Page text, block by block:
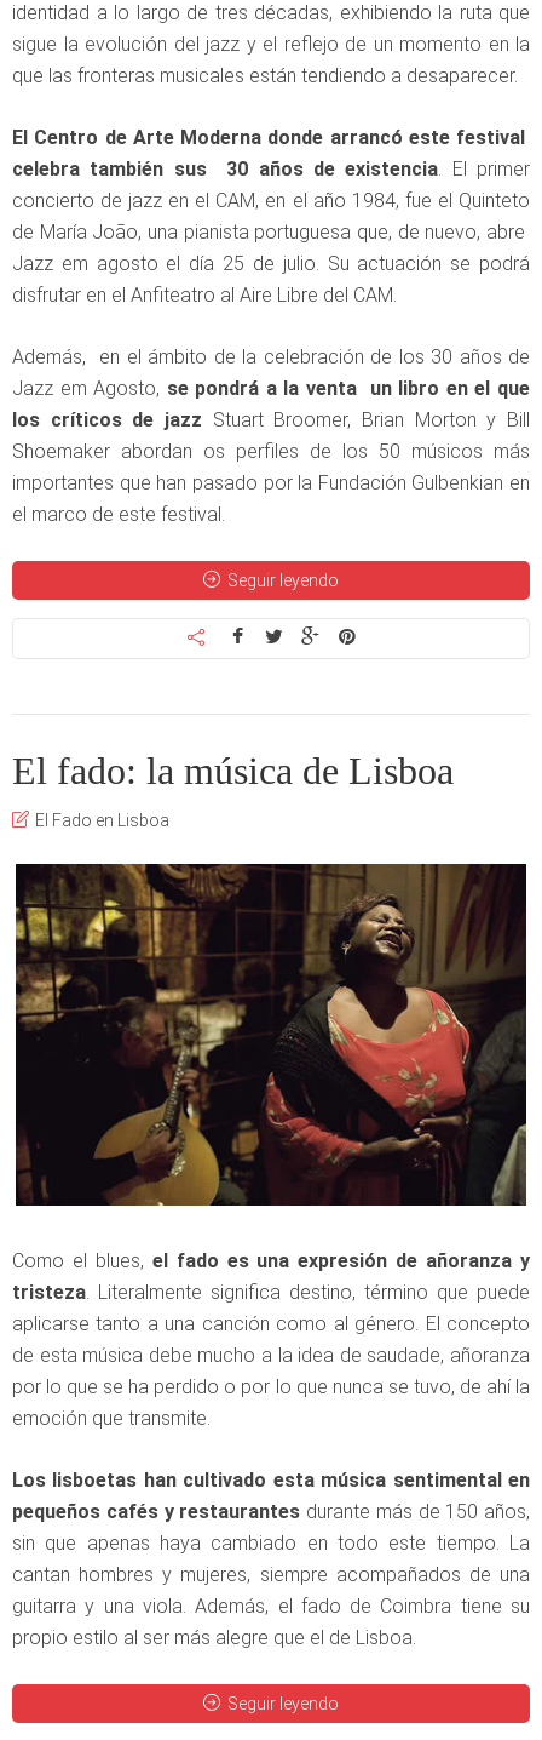
identidad a lo largo de tres décadas, exhibiendo la ruta que
sigue la evolución del jazz y el reflejo de un momento en la
que las fronteras musicales están tendiendo a desaparecer.
El Centro de Arte Moderna donde arrancó este festival
celebra también sus 30 años de existencia. El primer
concierto de jazz en el CAM, en el año 1984, fue el Quinteto
de María João, una pianista portuguesa que, de nuevo, abre
Jazz em agosto el día 25 de julio. Su actuación se podrá
disfrutar en el Anfiteatro al Aire Libre del CAM.
Además, en el ámbito de la celebración de los 30 años de
Jazz em Agosto, se pondrá a la venta un libro en el que
los críticos de jazz Stuart Broomer, Brian Morton y Bill
Shoemaker abordan os perfiles de los 50 músicos más
importantes que han pasado por la Fundación Gulbenkian en
el marco de este festival.
Seguir leyendo
El fado: la música de Lisboa
El Fado en Lisboa
Como el blues, el fado es una expresión de añoranza y
tristeza . Literalmente significa destino, término que puede
aplicarse tanto a una canción como al género. El concepto
de esta música debe mucho a la idea de saudade, añoranza
por lo que se ha perdido o por lo que nunca se tuvo, de ahí la
emoción que transmite.
Los lisboetas han cultivado esta música sentimental en
pequeños cafés y restaurantes durante más de 150 años,
sin que apenas haya cambiado en todo este tiempo. La
cantan hombres y mujeres, siempre acompañados de una
guitarra y una viola. Además, el fado de Coimbra tiene su
propio estilo al ser más alegre que el de Lisboa.
Seguir leyendo